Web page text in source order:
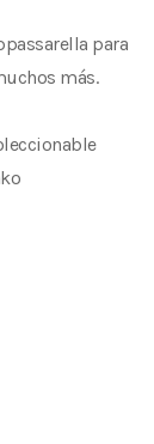
para
más.